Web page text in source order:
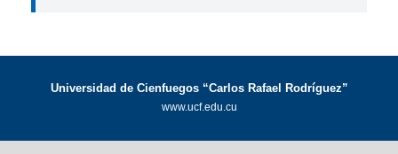
Universidad de Cienfuegos “Carlos Rafael Rodríguez”
www.ucf.edu.cu